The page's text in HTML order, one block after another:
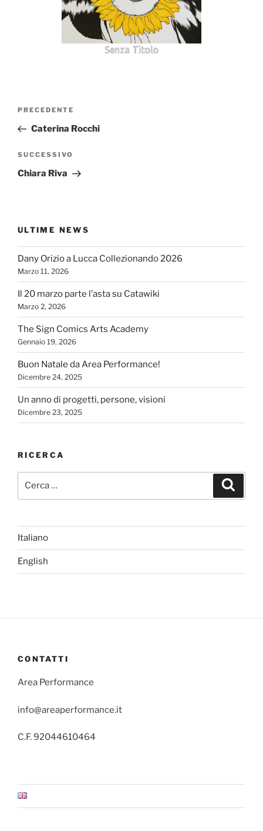
Senza Titolo
Navigazione
Articolo
precedente:
PRECEDENTE
Caterina Rocchi
Articolo
successivo
SUCCESSIVO
Chiara Riva
ULTIME NEWS
Dany Orizio a Lucca Collezionando 2026
Marzo 11, 2026
Il 20 marzo parte l’asta su Catawiki
Marzo 2, 2026
The Sign Comics Arts Academy
Gennaio 19, 2026
Buon Natale da Area Performance!
Dicembre 24, 2025
Un anno di progetti, persone, visioni
Dicembre 23, 2025
RICERCA
Italiano
English
CONTATTI
Area Performance
info@areaperformance.it
C.F. 92044610464